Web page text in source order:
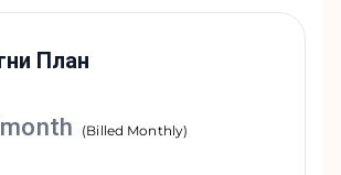
План
month (Billed Monthly)